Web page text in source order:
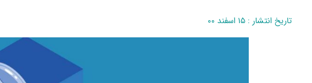
تاریخ انتشار : ۱۵ اسفند ۰۰